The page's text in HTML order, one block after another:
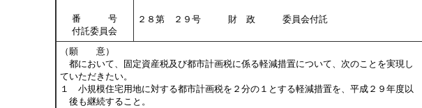
番 号
付託委員会
２８第 ２９号 財 政 委員会付託
（願 意）
都において、固定資産税及び都市計画税に係る軽減措置について、次のことを実現し
ていただきたい。
１ 小規模住宅用地に対する都市計画税を２分の１とする軽減措置を、平成２９年度以
後も継続すること。